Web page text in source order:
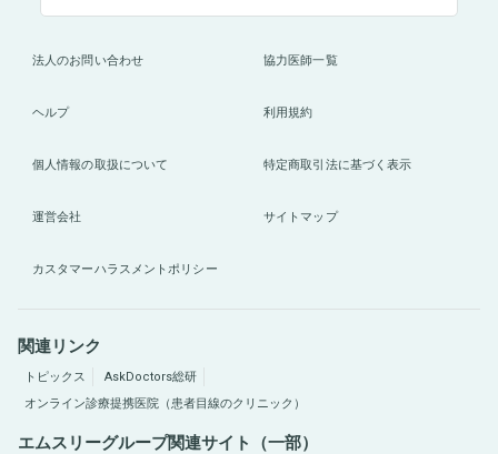
法人のお問い合わせ 協力医師一覧
ヘルプ 利用規約
個人情報の取扱について 特定商取引法に基づく表示
運営会社 サイトマップ
カスタマーハラスメントポリシー
関連リンク
トピックス
AskDoctors総研
オンライン診療提携医院（患者目線のクリニック）
エムスリーグループ関連サイト（一部）